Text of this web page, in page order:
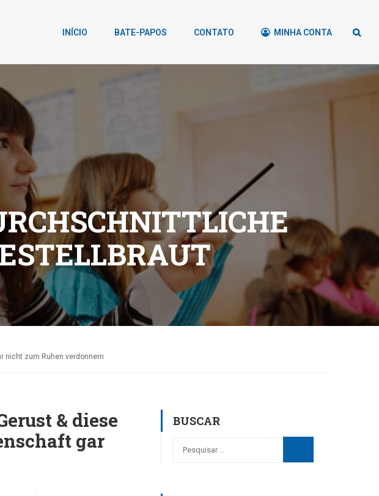
INÍCIO BATE-PAPOS CONTATO MINHA CONTA
nicht zum Ruhen verdonnern
& diese
gar
BUSCAR